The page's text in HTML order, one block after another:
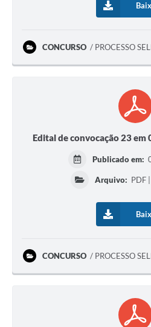
CONCURSO PROCESSO
Edital de convocação 23
Publicado em:
Arquivo: PDF
CONCURSO PROCESSO